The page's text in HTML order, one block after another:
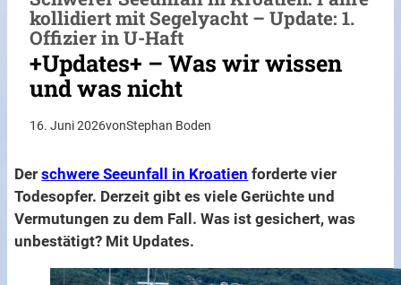
kollidiert mit Segelyacht – Update: 1.
Offizier in U-Haft
+Updates+ – Was wir wissen
und was nicht
16. Juni 2026vonStephan Boden
Derschwere Seeunfall in Kroatien forderte vier
Todesopfer. Derzeit gibt es viele Gerüchte und
Vermutungen zu dem Fall. Was ist gesichert, was
unbestätigt? Mit Updates.